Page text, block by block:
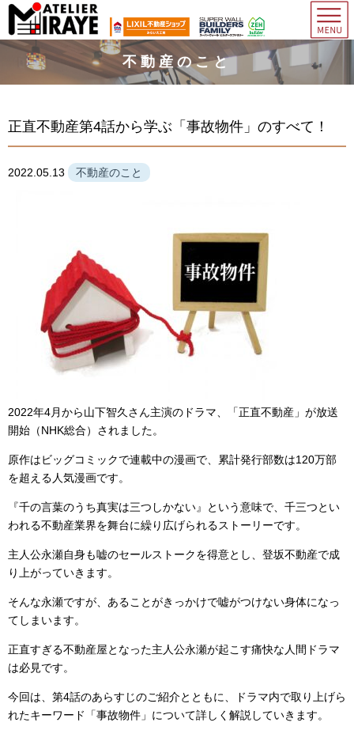
不動産のこと
正直不動産第4話から学ぶ「事故物件」のすべて！
2022.05.13 不動産のこと
2022年4月から山下智久さん主演のドラマ、「正直不動産」が放送
開始（NHK総合）されました。
原作はビッグコミックで連載中の漫画で、累計発行部数は120万部
を超える人気漫画です。
『千の言葉のうち真実は三つしかない』という意味で、千三つとい
われる不動産業界を舞台に繰り広げられるストーリーです。
主人公永瀬自身も嘘のセールストークを得意とし、登坂不動産で成
り上がっていきます。
そんな永瀬ですが、あることがきっかけで嘘がつけない身体になっ
てしまいます。
正直すぎる不動産屋となった主人公永瀬が起こす痛快な人間ドラマ
は必見です。
今回は、第4話のあらすじのご紹介とともに、ドラマ内で取り上げら
れたキーワード「事故物件」について詳しく解説していきます。